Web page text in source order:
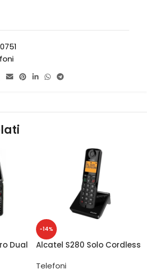
Dual
-14%
Alcatel S280 Solo Cordless
Telefoni